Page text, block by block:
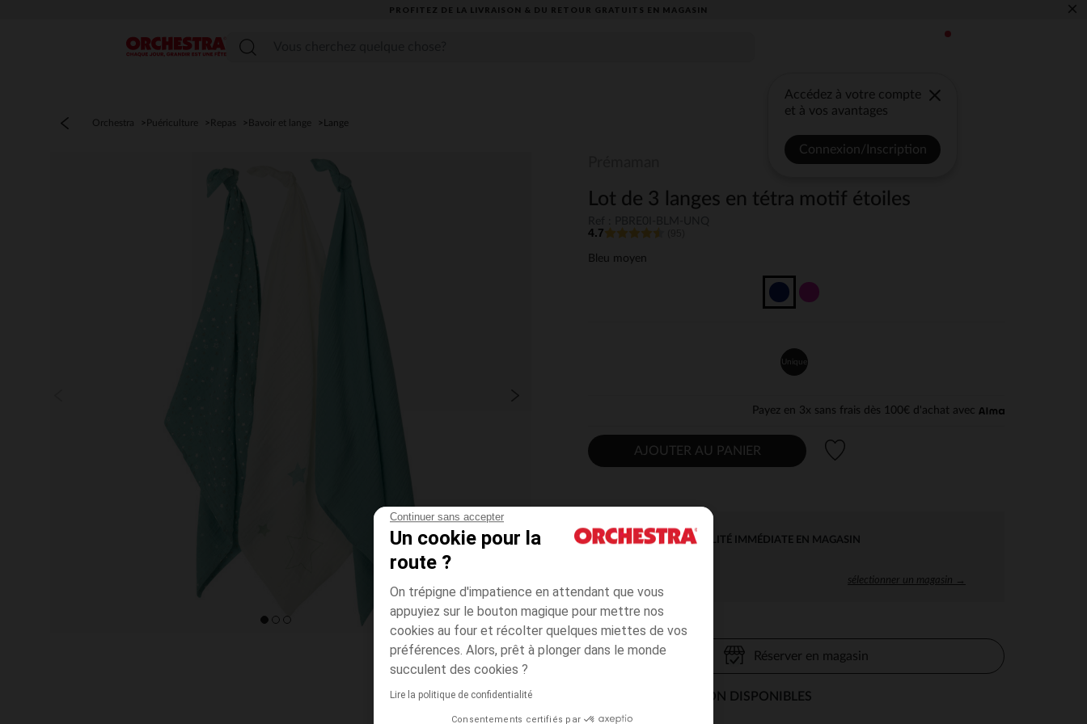
Continuer sans accepter
Un cookie pour la
route ?
On trépigne d'impatience en attendant que vous
appuyiez sur le bouton magique pour mettre nos
cookies au four et récolter quelques miettes de vos
préférences. Alors, prêt à plonger dans le monde
succulent des cookies ?
Lire la politique de confidentialité
Consentements certifiés par
PROFITEZ DE LA LIVRAISON & DU RETOUR GRATUITS EN MAGASIN​ ×
Menu
Accédez à votre compte
et à vos avantages
Connexion/Inscription
Orchestra Puériculture Repas Bavoir et lange Lange
Lot de 3 langes en tétra motif étoiles
4.7
Bleu moyen
Unique
Payez en 3x sans frais dès 100€ d'achat avec
AJOUTER AU PANIER
DISPONIBILITÉ IMMÉDIATE EN MAGASIN
sélectionner un magasin →
Réserver en magasin
MODES DE LIVRAISON DISPONIBLES